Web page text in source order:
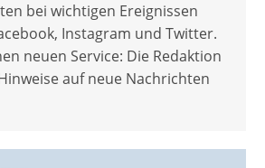
bei wichtigen Ereignissen
Instagram und Twitter.
neuen Service: Die Redaktion
auf neue Nachrichten